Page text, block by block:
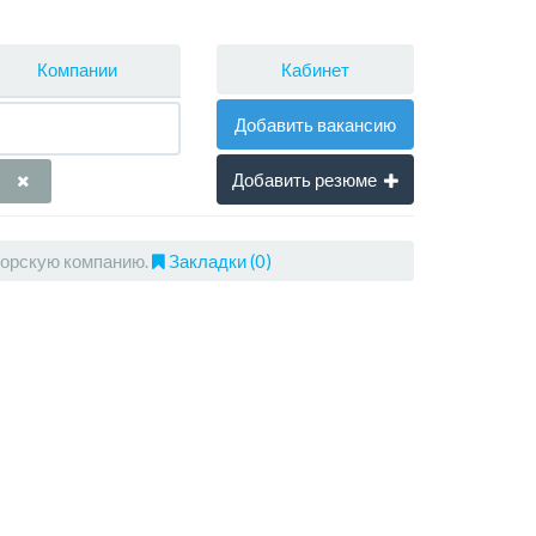
Компании Кабинет
Добавить вакансию
Добавить резюме
компанию. Закладки (0)